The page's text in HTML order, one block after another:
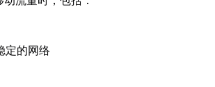
定的网络